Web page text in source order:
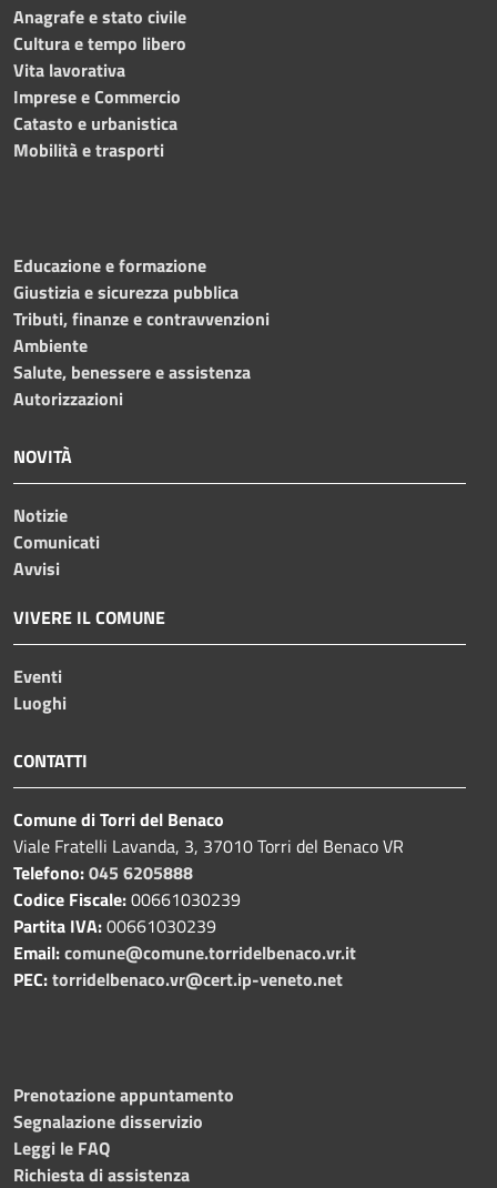
Anagrafe e stato civile
Cultura e tempo libero
Vita lavorativa
Imprese e Commercio
Catasto e urbanistica
Mobilità e trasporti
Educazione e formazione
Giustizia e sicurezza pubblica
Tributi, finanze e contravvenzioni
Ambiente
Salute, benessere e assistenza
Autorizzazioni
NOVITÀ
Notizie
Comunicati
Avvisi
VIVERE IL COMUNE
Eventi
Luoghi
CONTATTI
Comune di Torri del Benaco
Viale Fratelli Lavanda, 3, 37010 Torri del Benaco VR
Telefono:045 6205888
Codice Fiscale:00661030239
Partita IVA:00661030239
Email:comune@comune.torridelbenaco.vr.it
PEC:torridelbenaco.vr@cert.ip-veneto.net
Prenotazione appuntamento
Segnalazione disservizio
Leggi le FAQ
Richiesta di assistenza